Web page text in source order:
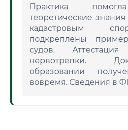
Практика
теоретические
кадастровым
подкреплены
судов.
нервотрепки.
образовании
вовремя. Сведения в